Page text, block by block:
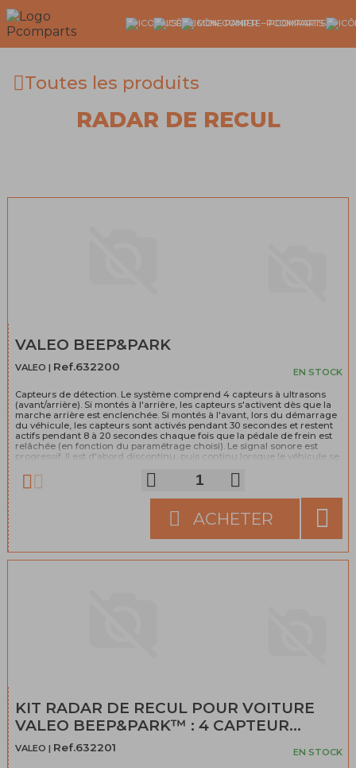
Toutes les produits
RADAR DE RECUL
VALEO BEEP&PARK
VALEO | Ref.632200 EN STOCK
Capteurs de détection. Le système comprend 4 capteurs à ultrasons
(avant/arrière). Si montés à l'arrière, les capteurs s'activent dès que la
marche arrière est enclenchée. Si montés à l'avant, lors du démarrage
du véhicule, les capteurs sont activés pendant 30 secondes et restent
actifs pendant 8 à 20 secondes chaque fois que la pédale de frein est
relâchée (en fonction du paramétrage choisi). Le signal sonore est
progressif. Il est d'abord discontinu, puis continu lorsque le véhicule se
10 et 170 cm du véhicule. Le système détecte automatiquement les
capteurs défectueux ou mal installés. L'écran alerte le conducteur et
identifie l'emplacement du capteur défectueux.
ACHETER
KIT RADAR DE RECUL POUR VOITURE
VALEO BEEP&PARK™ : 4 CAPTEUR...
VALEO | Ref.632201 EN STOCK